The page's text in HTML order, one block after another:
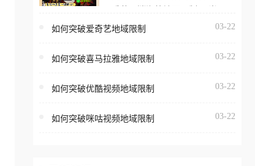
亚、欧洲等国家和地区时，
台一样，出现地区及版权限
地区播放。 遇到这个问题的
在海外打开网易云音乐，却
所在的地区无法播放”的提示
门、台湾、美国、加拿大、
区时，网易云音乐也会像其
如何突破爱奇艺地域限制 03-22
如何突破喜马拉雅地域限制 03-22
如何突破优酷视频地域限制 03-22
如何突破咪咕视频地域限制 03-22